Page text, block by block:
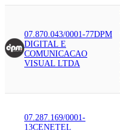
07.870.043/0001-77DPM
DIGITAL E
COMUNICACAO
VISUAL LTDA
07.287.169/0001-
13CENETEL